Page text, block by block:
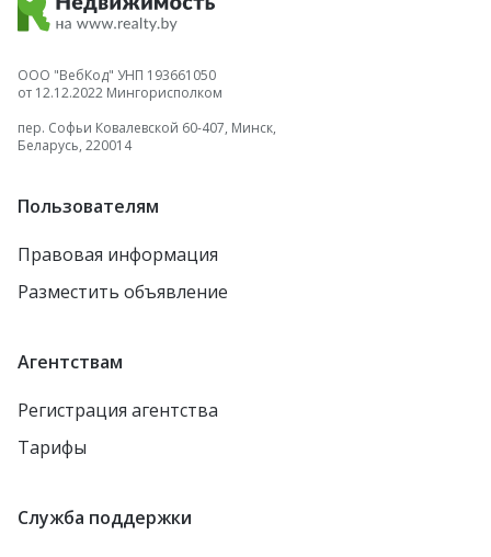
ООО "ВебКод" УНП 193661050
от 12.12.2022 Мингорисполком
пер. Софьи Ковалевской 60-407, Минск,
Беларусь, 220014
Пользователям
Правовая информация
Разместить объявление
Агентствам
Регистрация агентства
Тарифы
Служба поддержки